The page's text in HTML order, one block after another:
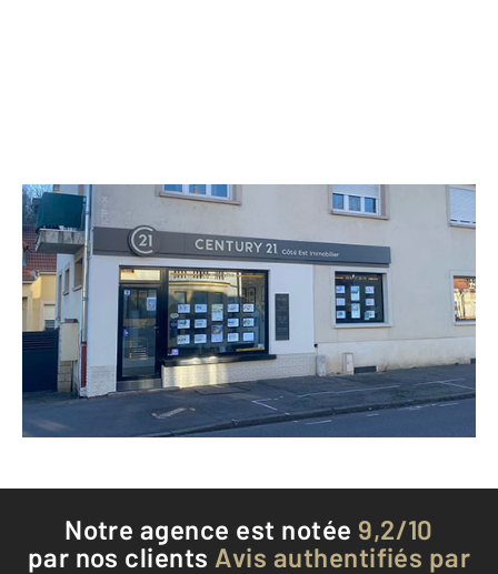
CENTURY 21 Côté Est Immobilier
93 rue François Simon
ST JULIEN LES METZ - 57070
Envoyer un message
Téléphoner à l'agence
Notre agence est notée 9,2/10
par nos clients Avis authentifiés par